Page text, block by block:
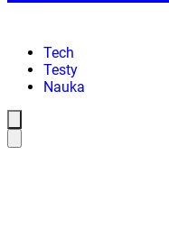
Tech
Testy
Nauka